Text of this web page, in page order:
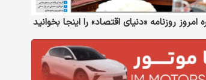
روزنامه «دنیای‌ اقتصاد» را اینجا بخوانید